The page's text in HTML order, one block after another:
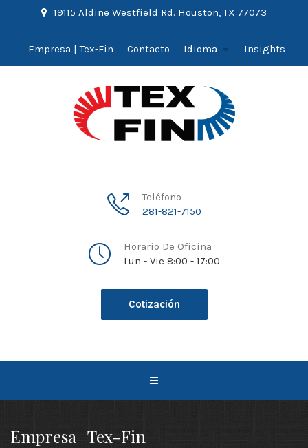
19115 Aldine Westfield Rd. Houston, TX 77073
Empresa | Tex-Fin Contacto Idioma Insights
Teléfono
281-821-7150
Horario De Oficina
Lun - Vie 8:00 - 17:00
Cotización
Empresa | Tex-Fin